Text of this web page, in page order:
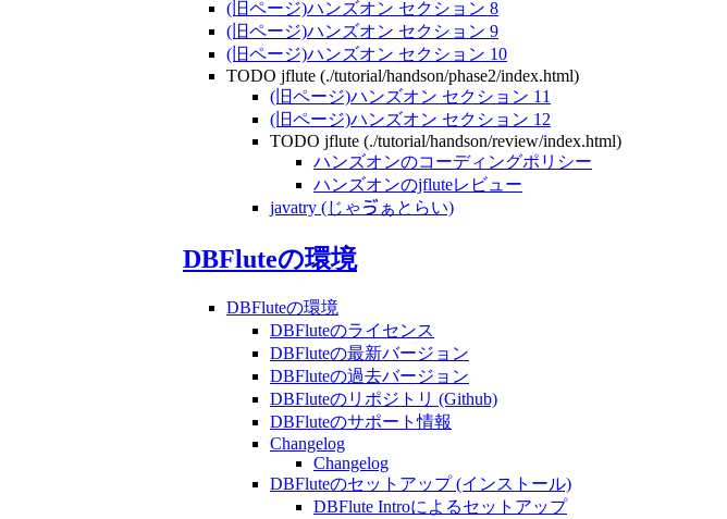
(旧ページ)ハンズオン セクション 8
(旧ページ)ハンズオン セクション 9
(旧ページ)ハンズオン セクション 10
TODO jflute (./tutorial/handson/phase2/index.html)
(旧ページ)ハンズオン セクション 11
(旧ページ)ハンズオン セクション 12
TODO jflute (./tutorial/handson/review/index.html)
ハンズオンのコーディングポリシー
ハンズオンのjfluteレビュー
javatry (じゃゔぁとらい)
DBFluteの環境
DBFluteの環境
DBFluteのライセンス
DBFluteの最新バージョン
DBFluteの過去バージョン
DBFluteのリポジトリ (Github)
DBFluteのサポート情報
Changelog
Changelog
DBFluteのセットアップ(インストール)
DBFlute Introによるセットアップ